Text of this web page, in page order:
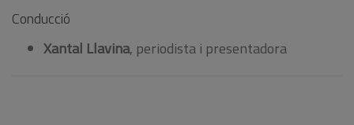
Conducció
Xantal Llavina, periodista i presentadora